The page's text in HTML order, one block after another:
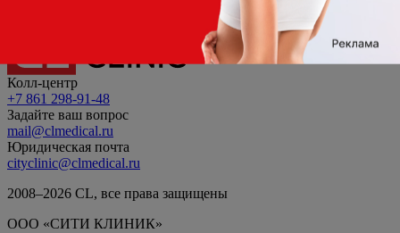
Колл-центр
+7 861 298-91-48
Задайте ваш вопрос
mail@clmedical.ru
Юридическая почта
cityclinic@clmedical.ru
2008–2026 СL, все права защищены
ООО «СИТИ КЛИНИК»